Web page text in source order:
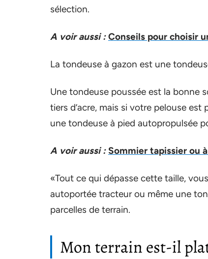
sélection.
A voir aussi : Conseils pour choisir
La tondeuse à gazon est une
Une tondeuse poussée est la bonne
tiers d’acre, mais si votre pelouse
une tondeuse à pied autopropulsée
A voir aussi : Sommier tapissier ou
«Tout ce qui dépasse cette taille,
autoportée tracteur ou même une
parcelles de terrain.
Mon terrain est-il